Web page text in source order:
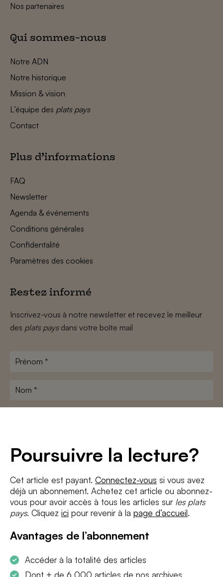
Poursuivre la lecture?
Cet article est payant. Connectez-vous si vous avez
déjà un abonnement. Achetez cet article ou abonnez-
vous pour avoir accès à tous les articles sur les plats
pays. Cliquez ici pour revenir à la page d’accueil.
Avantages de l’abonnement
Accéder à la totalité des articles
Dont + de 6 000 articles de nos archives
Nos partenaires
Qui sommes-nous
Notre ADN
Notre historique
Mission & vision
L’équipe des plats pays
Contact
Plus d’informations
FAQ
Newsletter
Agenda & événements
Conditions générales
Confidentalité
Paramètres des cookies
Restez informé
Inscrivez-vous à notre newsletter et recevez le meilleur
des plats paysdans votre boîte mail
Prénom
Nom
J'accepte les termes et conditions etla politique de confidentialité
S'INSCRIRE